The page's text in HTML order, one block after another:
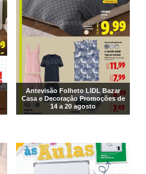
Antevisão Folheto LIDL Bazar
Casa e Decoração Promoções de
14 a 20 agosto